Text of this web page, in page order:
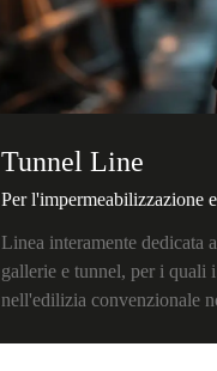
Tunnel Line
Per l'impermeabilizzazione
Linea interamente dedicata
gallerie e tunnel, per i quali
nell'edilizia convenzionale